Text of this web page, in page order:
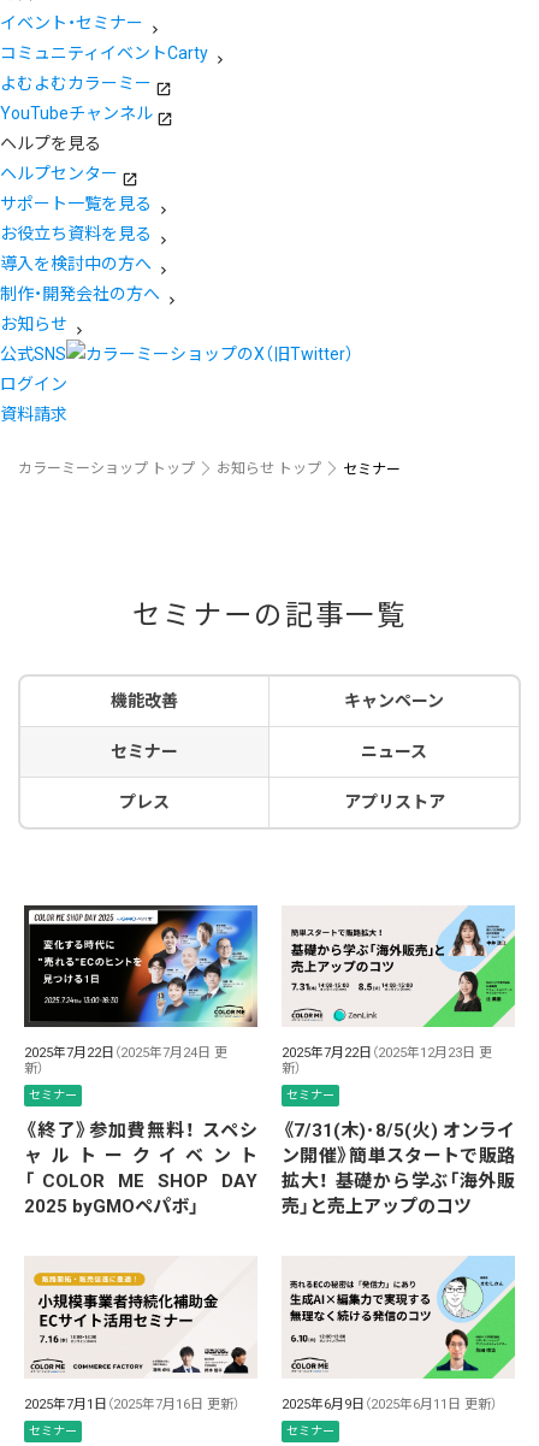
イベント・セミナー
コミュニティイベントCarty
よむよむカラーミー
YouTubeチャンネル
ヘルプを見る
ヘルプセンター
サポート一覧を見る
お役立ち資料を見る
導入を検討中の方へ
制作・開発会社の方へ
お知らせ
公式SNS
ログイン
資料請求
カラーミーショップ トップ お知らせ トップ セミナー
セミナーの記事一覧
機能改善 キャンペーン
セミナー ニュース
プレス アプリストア
2025年7月22日 （2025年7月24日 更
新）
セミナー
《終了》参加費無料！ スペシ
ャルトークイベント
「COLOR ME SHOP DAY
2025 byGMOペパボ」
2025年7月22日 （2025年12月23日 更
新）
セミナー
《7/31(木)･8/5(火) オンライ
ン開催》簡単スタートで販路
拡大！ 基礎から学ぶ「海外販
売」と売上アップのコツ
2025年7月1日 （2025年7月16日 更新）
セミナー
2025年6月9日 （2025年6月11日 更新）
セミナー